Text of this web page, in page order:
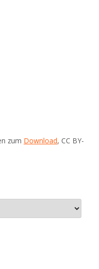
zum Download, CC BY-